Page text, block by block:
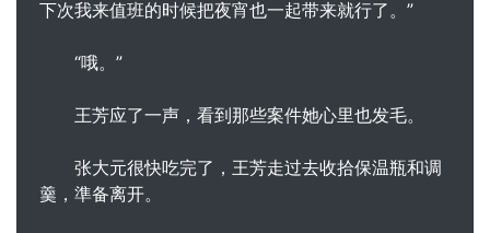
下次我来值班的时候把夜宵也一起带来就行了。”
“哦。”
王芳应了一声，看到那些案件她心里也发毛。
张大元很快吃完了，王芳走过去收拾保温瓶和调
羹，準备离开。